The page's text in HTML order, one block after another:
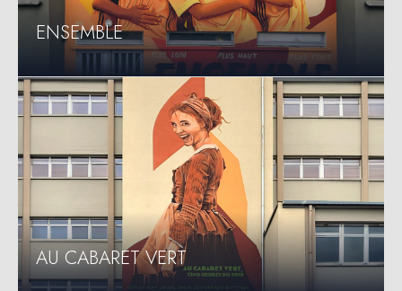
LANDSCAPE
GARDEN PARTY